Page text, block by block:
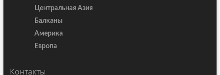
Центральная Азия
Балканы
Америка
Европа
Контакты